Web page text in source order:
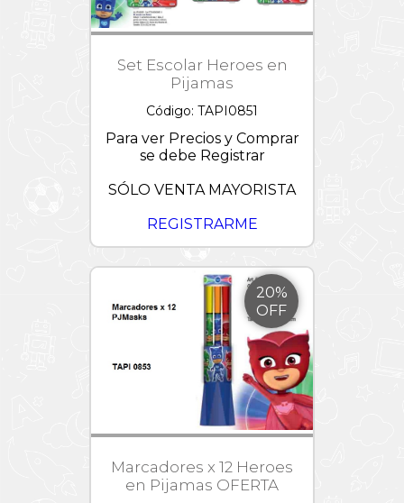
Set Escolar Heroes en
Pijamas
Código: TAPI0851
Para ver Precios y Comprar
se debe Registrar
SÓLO VENTA MAYORISTA
REGISTRARME
20%
OFF
Marcadores x 12 Heroes
en Pijamas OFERTA